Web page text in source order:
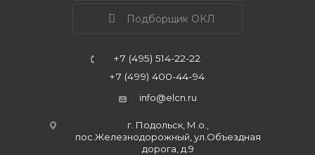
Подборщик ОКЛ
+7 (495) 514-22-22
+7 (499) 400-44-94
info@elcn.ru
г. Подольск, М.о.,
пос.Железнодорожный, ул.Объездная
дорога, д.9